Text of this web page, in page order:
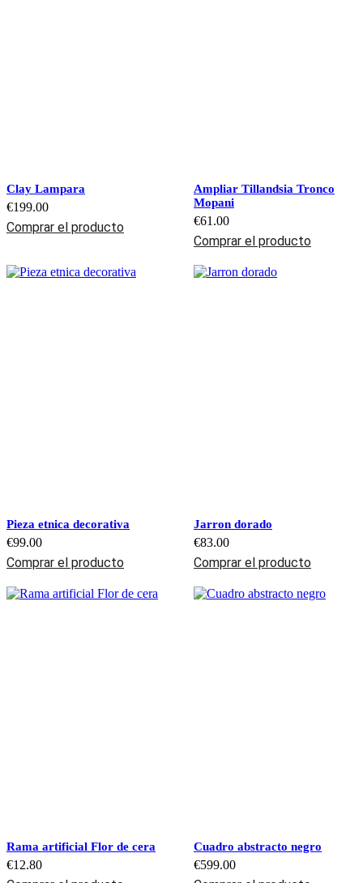
Clay Lampara
€199.00
Comprar el producto
Ampliar Tillandsia Tronco
Mopani
€61.00
Comprar el producto
Pieza etnica decorativa
€99.00
Comprar el producto
Jarron dorado
€83.00
Comprar el producto
Rama artificial Flor de cera
€12.80
Cuadro abstracto negro
€599.00